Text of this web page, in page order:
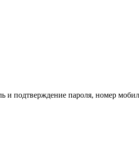
и подтверждение пароля, номер